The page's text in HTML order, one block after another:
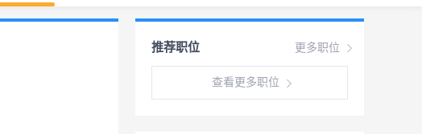
更多职位
推荐职位
查看更多职位